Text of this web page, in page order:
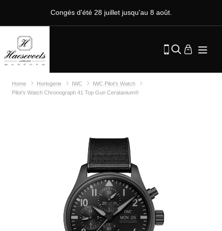
Congés d'été 28 juillet jusqu'au 8 août.
Home Horlogerie IWC
IWC Pilot's Watch
Pilot's Watch Chronograph 41 Top Gun Ceratanium®